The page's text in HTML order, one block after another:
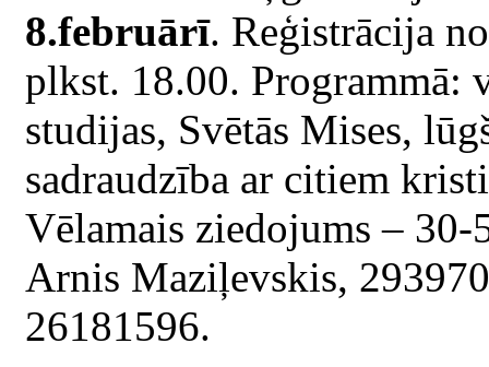
8.februārī. Reģistrācija
plkst. 18.00. Programmā:
studijas, Svētās Mises,
sadraudzība ar citiem
Vēlamais ziedojums –
Arnis Maziļevskis,
26181596.